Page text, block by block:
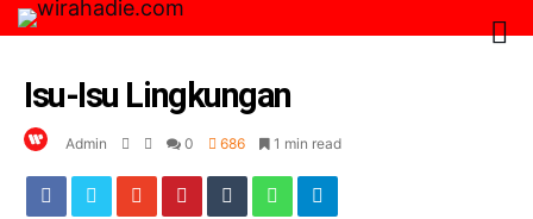
Isu-Isu Lingkungan
Admin 0 686 1 min read